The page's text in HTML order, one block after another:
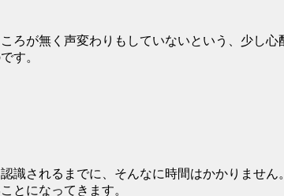
が無く声変わりもしていないという、少し心
す。
されるまでに、そんなに時間はかかりません
とになってきます。